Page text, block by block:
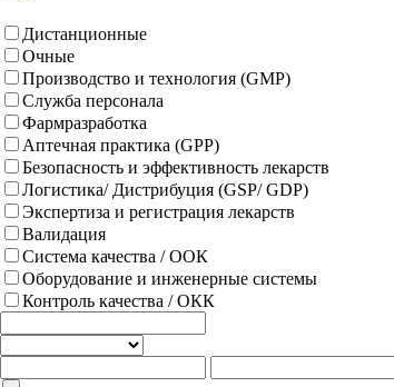
Дистанционные
Очные
Производство и технология (GMP)
Служба персонала
Фармразработка
Аптечная практика (GPP)
Безопасность и эффективность лекарств
Логистика/ Дистрибуция (GSP/ GDP)
Экспертиза и регистрация лекарств
Валидация
Система качества / ООК
Оборудование и инженерные системы
Контроль качества / ОКК